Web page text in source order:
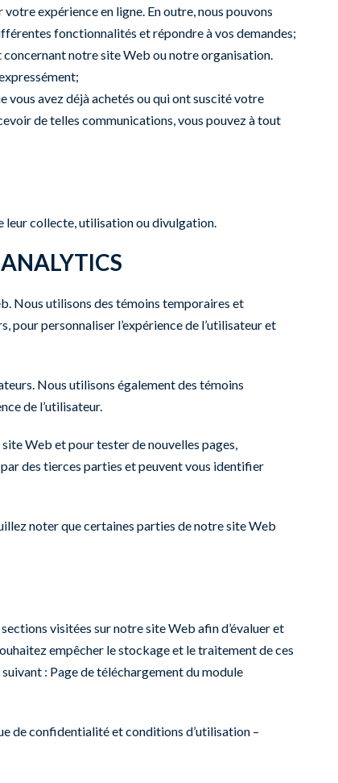
expérience en ligne. En outre, nous pouvons
fonctionnalités et répondre à vos demandes;
notre site Web ou notre organisation.
vous avez déjà achetés ou qui ont suscité votre
de telles communications, vous pouvez à tout
leur collecte, utilisation ou divulgation.
Nous utilisons des témoins temporaires et
personnaliser l’expérience de l’utilisateur et
Nous utilisons également des témoins
de l’utilisateur.
Web et pour tester de nouvelles pages,
des tierces parties et peuvent vous identifier
noter que certaines parties de notre site Web
visitées sur notre site Web afin d’évaluer et
empêcher le stockage et le traitement de ces
: Page de téléchargement du module
de confidentialité et conditions d’utilisation –